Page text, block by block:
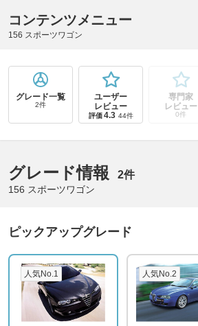
コンテンツメニュー
156 スポーツワゴン
グレード一覧
2件
ユーザー
レビュー
評価 4.3 44件
専門家
レビュー
0件
グレード情報 2件
156 スポーツワゴン
ピックアップグレード
人気No.1 人気No.2